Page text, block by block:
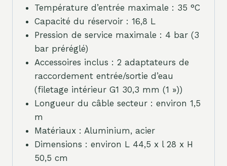
Température d’entrée maximale : 35 °C
Capacité du réservoir : 16,8 L
Pression de service maximale : 4 bar (3
bar préréglé)
Accessoires inclus : 2 adaptateurs de
raccordement entrée/sortie d’eau
(filetage intérieur G1 30,3 mm (1 »))
Longueur du câble secteur : environ 1,5
m
Matériaux : Aluminium, acier
Dimensions : environ L 44,5 x l 28 x H
50,5 cm